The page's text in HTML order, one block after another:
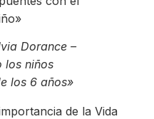
Dorance –
los niños
los 6 años»
de la Vida